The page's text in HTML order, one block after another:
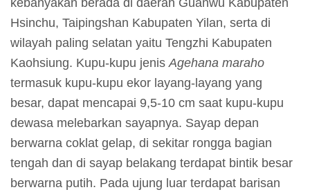
j
u
n
g
a
n
I
n
kebanyakan berada di daerah Guanwu Kabupaten
Hsinchu, Taipingshan Kabupaten Yilan, serta di
wilayah paling selatan yaitu Tengzhi Kabupaten
Kaohsiung. Kupu-kupu jenisAgehana maraho
termasuk kupu-kupu ekor layang-layang yang
besar, dapat mencapai 9,5-10 cm saat kupu-kupu
dewasa melebarkan sayapnya. Sayap depan
berwarna coklat gelap, di sekitar rongga bagian
tengah dan di sayap belakang terdapat bintik besar
berwarna putih. Pada ujung luar terdapat barisan